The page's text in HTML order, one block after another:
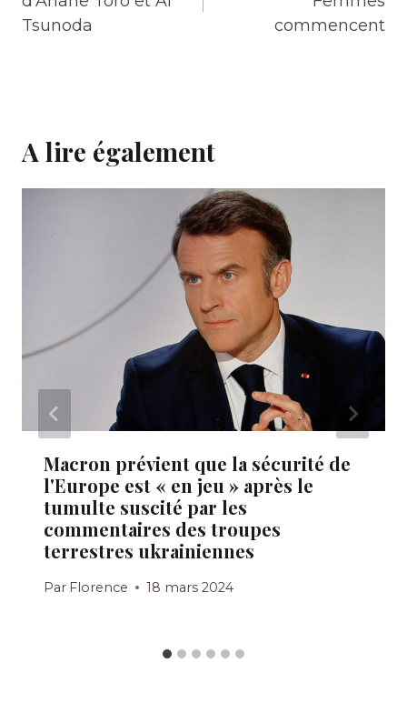
Tsunoda
commencent
A lire également
Macron prévient que la sécurité de
l'Europe est « en jeu » après le
tumulte suscité par les
commentaires des troupes
terrestres ukrainiennes
Par Florence 18 mars 2024